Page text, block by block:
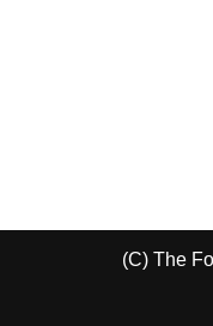
(C) The